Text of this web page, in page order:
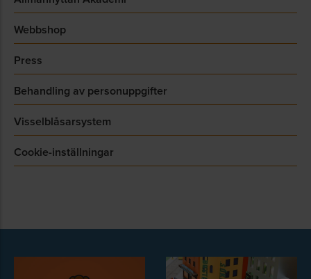
Webbshop
Press
Behandling av personuppgifter
Visselblåsarsystem
Cookie-inställningar